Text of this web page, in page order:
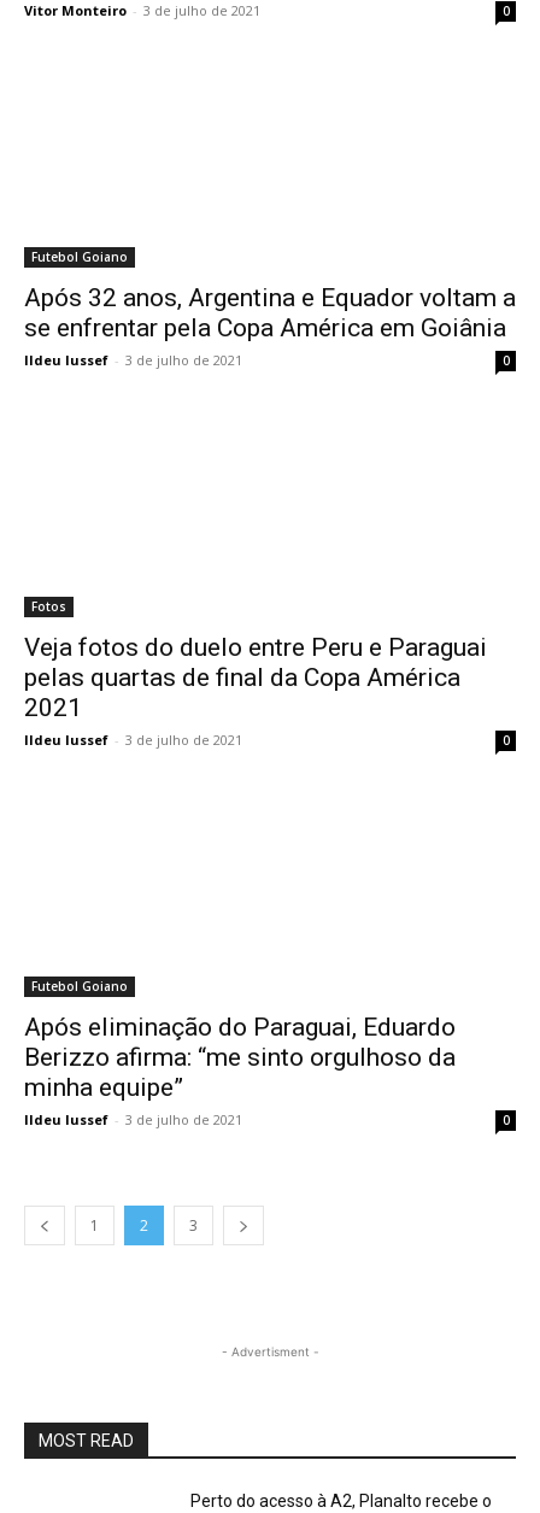
Vitor Monteiro - 3 de julho de 2021 0
Futebol Goiano
Após 32 anos, Argentina e Equador voltam a
se enfrentar pela Copa América em Goiânia
Ildeu Iussef - 3 de julho de 2021 0
Fotos
Veja fotos do duelo entre Peru e Paraguai
pelas quartas de final da Copa América
2021
Ildeu Iussef - 3 de julho de 2021 0
Futebol Goiano
Após eliminação do Paraguai, Eduardo
Berizzo afirma: “me sinto orgulhoso da
minha equipe”
Ildeu Iussef - 3 de julho de 2021 0
1 2 3
- Advertisment -
MOST READ
Perto do acesso à A2, Planalto recebe o